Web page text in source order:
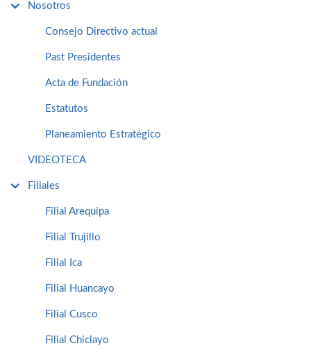
Nosotros
Consejo Directivo actual
Past Presidentes
Acta de Fundación
Estatutos
Planeamiento Estratégico
VIDEOTECA
Filiales
Filial Arequipa
Filial Trujillo
Filial Ica
Filial Huancayo
Filial Cusco
Filial Chiclayo